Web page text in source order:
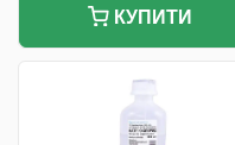
КУПИТИ